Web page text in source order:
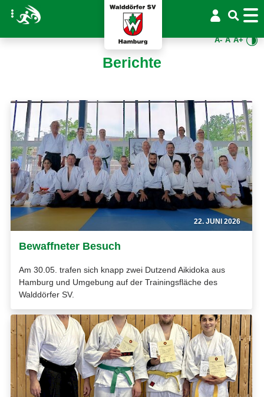
A- A A+
Berichte
22. JUNI 2026
Bewaffneter Besuch
Am 30.05. trafen sich knapp zwei Dutzend Aikidoka aus
Hamburg und Umgebung auf der Trainingsfläche des
Walddörfer SV.